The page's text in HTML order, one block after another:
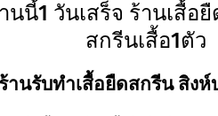
นนี้1 วันเสร็จ ร้านเสื้
สกรีนเสื้อ1ตัว
านรับทําเสื้อยืดสกรีน สิงห์